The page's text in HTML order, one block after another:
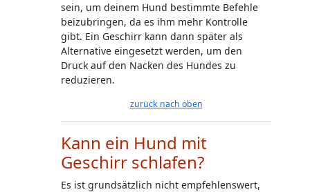
sein, um deinem Hund bestimmte Befehle
beizubringen, da es ihm mehr Kontrolle
gibt. Ein Geschirr kann dann später als
Alternative eingesetzt werden, um den
Druck auf den Nacken des Hundes zu
reduzieren.
zurück nach oben
Kann ein Hund mit
Geschirr schlafen?
Es ist grundsätzlich nicht empfehlenswert,